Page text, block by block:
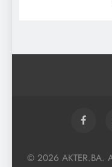
© 2026 AKTER.BA.